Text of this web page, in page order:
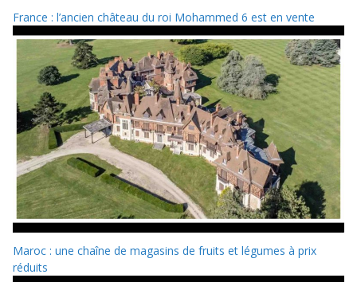
France : l’ancien château du roi Mohammed 6 est en vente
Maroc : une chaîne de magasins de fruits et légumes à prix
réduits